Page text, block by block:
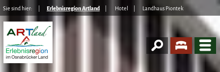
Sie sind hier: Erlebnisregion Artland Hotel Landhaus Piontek